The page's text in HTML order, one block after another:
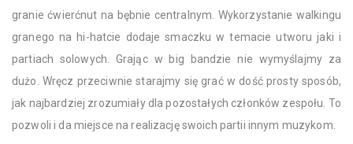
granie ćwierćnut na bębnie centralnym. Wykorzystanie walkingu
granego na hi-hatcie dodaje smaczku w temacie utworu jaki i
partiach solowych. Grając w big bandzie nie wymyślajmy za
dużo. Wręcz przeciwnie starajmy się grać w dość prosty sposób,
jak najbardziej zrozumiały dla pozostałych członków zespołu. To
pozwoli i da miejsce na realizację swoich partii innym muzykom.